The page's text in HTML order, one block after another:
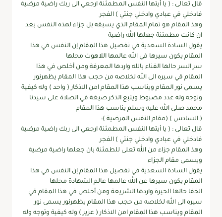
قال تعالى : ( يا أيتها النفس المطمئنة ارجعي الى ربك راضية مرضية
فادخلي في عبادي وادخلي جنتي ) الفجر
وهذ المقام هو تمام المقام الذي يسبقه بل جزاء لهذه النفس بعد
ان كانت مطمئنة جعلها الله راضية
يقول السادة السعدية في تفصيل هذا المقام إن النفس في هذا
المقام يكون سيرها في الله عالمها اللاهوت محلها
سر السر حالها الفناء بالله واردها المعرفة ومن أخلص في هذا
المقام قي سيره الى الله لخلاصه من حجب هذا المقام يظهرنور
يسمى نور المقام ويناسب هذا المقام امن الاذكار ( واحد ) وله كيفية
وتوجه وله عدد مضبوط ويتبع الذكر صيغة في الصلاة على سيدنا
محمد صلى الله عليه وسلم يناسب هذا المقام
( السادس ) (مقام النفس المرضية ):
قال تعالى : ( يا أيتها النفس المطمئنة ارجعي الى ربك راضية مرضية
فادخلي في عبادي وادخلي جنتي ) الفجر
وهذ المقام جزاء من الله تعلى للطمئنة بان جعلها راضية مرضية
ويسمى مقام الجزاء
يقول السادة السعدية في تفصيل هذا المقام إن النفس في هذا
المقام يكون سيرها عن الله عالمها عالم الشهادة محلها
الخفا حالها الحيرة واردها الشريعة ومن أخلص في هذا المقام قي
سيره الى الله لخلاصه من حجب هذا المقام يظهرنور يسمى نور
المقام ويناسب هذا المقام امن الاذكار ( عزيز ) وله كيفية وتوجه وله